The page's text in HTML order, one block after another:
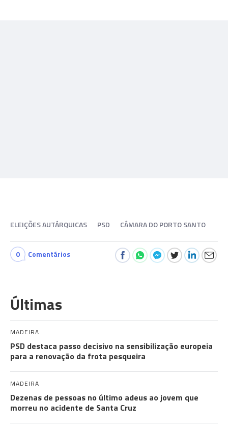
ELEIÇÕES AUTÁRQUICAS PSD CÂMARA DO PORTO SANTO
0 Comentários
Últimas
MADEIRA
PSD destaca passo decisivo na sensibilização europeia
para a renovação da frota pesqueira
MADEIRA
Dezenas de pessoas no último adeus ao jovem que
morreu no acidente de Santa Cruz